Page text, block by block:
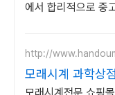
에서 합리적으로 중
http://
모래시계 과학상점